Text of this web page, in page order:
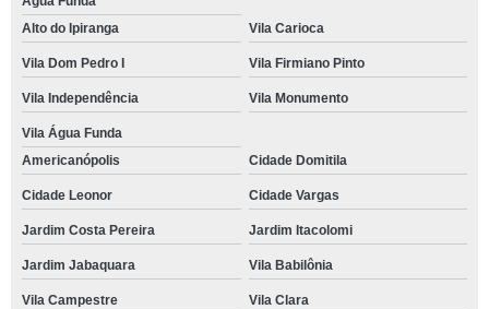
Alto do Ipiranga
Vila Carioca
Vila Dom Pedro I Vila Firmiano Pinto
Vila Independência Vila Monumento
Vila Água Funda
Americanópolis
Cidade Domitila
Cidade Leonor Cidade Vargas
Jardim Costa Pereira Jardim Itacolomi
Jardim Jabaquara Vila Babilônia
Vila Campestre Vila Clara